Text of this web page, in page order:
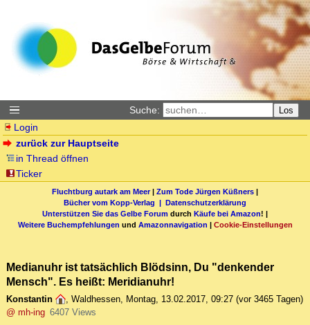
Suche: Los
Login
zurück zur Hauptseite
in Thread öffnen
Ticker
Fluchtburg autark am Meer| Zum Tode Jürgen Küßners |
Bücher vom Kopp-Verlag | Datenschutzerklärung
Unterstützen Sie das Gelbe Forum durch Käufe bei Amazon! |
Weitere Buchempfehlungen und Amazonnavigation | Cookie-Einstellungen
Medianuhr ist tatsächlich Blödsinn, Du "denkender
Mensch". Es heißt: Meridianuhr!
Konstantin , Waldhessen, Montag, 13.02.2017, 09:27 (vor 3465 Tagen)
@ mh-ing 6407 Views